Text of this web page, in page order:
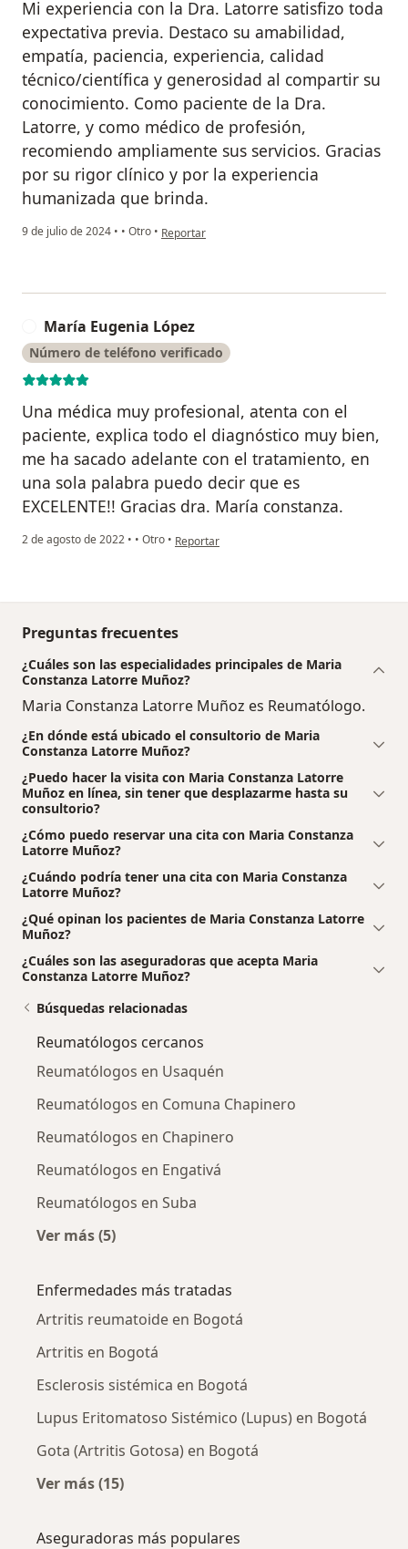
Mi experiencia con la Dra. Latorre satisfizo toda
expectativa previa. Destaco su amabilidad,
empatía, paciencia, experiencia, calidad
técnico/científica y generosidad al compartir su
conocimiento. Como paciente de la Dra.
Latorre, y como médico de profesión,
recomiendo ampliamente sus servicios. Gracias
por su rigor clínico y por la experiencia
humanizada que brinda.
9 de julio de 2024 • • Otro • en opinión del usuario Andrés
Reportar
María Eugenia López
Número de teléfono verificado
Una médica muy profesional, atenta con el
paciente, explica todo el diagnóstico muy bien,
me ha sacado adelante con el tratamiento, en
una sola palabra puedo decir que es
EXCELENTE!! Gracias dra. María constanza.
2 de agosto de 2022 • • Otro • en opinión del usuario María Eugenia López
Reportar
Preguntas frecuentes
¿Cuáles son las especialidades principales de Maria
Constanza Latorre Muñoz?
Maria Constanza Latorre Muñoz es Reumatólogo.
¿En dónde está ubicado el consultorio de Maria
Constanza Latorre Muñoz?
¿Puedo hacer la visita con Maria Constanza Latorre
Muñoz en línea, sin tener que desplazarme hasta su
consultorio?
¿Cómo puedo reservar una cita con Maria Constanza
Latorre Muñoz?
¿Cuándo podría tener una cita con Maria Constanza
Latorre Muñoz?
¿Qué opinan los pacientes de Maria Constanza Latorre
Muñoz?
¿Cuáles son las aseguradoras que acepta Maria
Constanza Latorre Muñoz?
Búsquedas relacionadas
Reumatólogos cercanos
Reumatólogos en Usaquén
Reumatólogos en Comuna Chapinero
Reumatólogos en Chapinero
Reumatólogos en Engativá
Reumatólogos en Suba
Ver más (5)
Enfermedades más tratadas
Artritis reumatoide en Bogotá
Artritis en Bogotá
Esclerosis sistémica en Bogotá
Lupus Eritomatoso Sistémico (Lupus) en Bogotá
Gota (Artritis Gotosa) en Bogotá
Ver más (15)
Aseguradoras más populares